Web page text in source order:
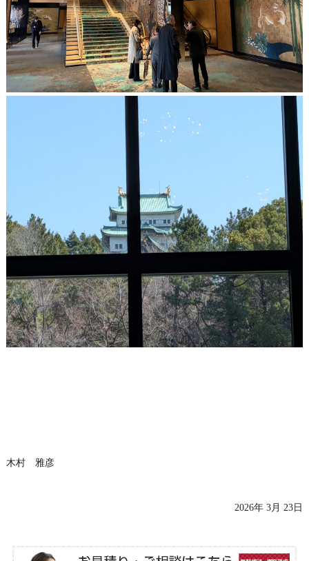
木村 雅彦
2026年 3月 23日